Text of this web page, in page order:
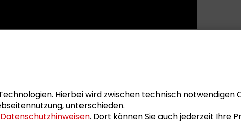
Hierbei wird zwischen technisch
unterschieden.
Datenschutzhinweisen. Dort können Sie auch jederzeit Ihre